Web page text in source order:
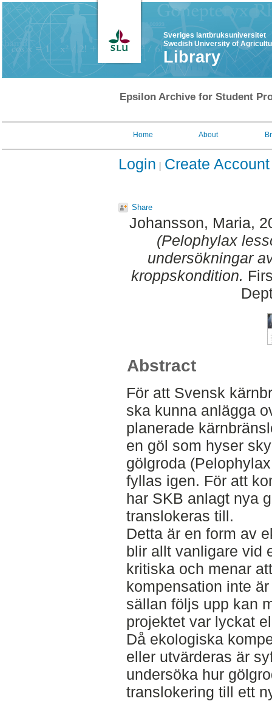
Sveriges lantbruksuniversitet
Swedish University of
Library
Epsilon Archive for Student
Home About
Login Create Account
Share
Johansson, Maria,
(Pelophylax
undersökningar
kroppskondition.
Abstract
För att Svensk
ska kunna anlägga
planerade
en göl som hyser
gölgroda
fyllas igen. För att
har SKB anlagt nya
translokeras till.
Detta är en form av
blir allt vanligare vid
kritiska och menar
kompensation inte
sällan följs upp kan
projektet var lyckat
Då ekologiska
eller utvärderas är
undersöka hur
translokering till ett